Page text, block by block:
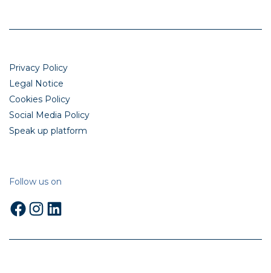
Privacy Policy
Legal Notice
Cookies Policy
Social Media Policy
Speak up platform
Follow us on
Facebook
Instagram
LinkedIn